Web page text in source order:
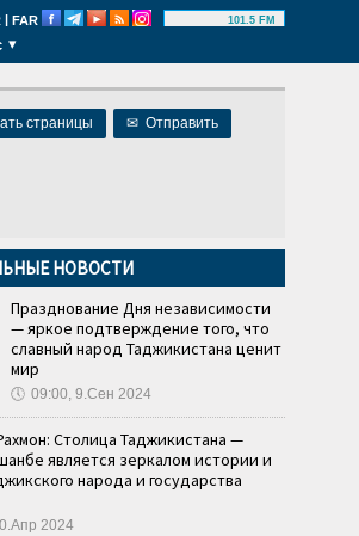
| FAR 101.5 FM
страницы ✉ Отправить
НОВОСТИ
Празднование Дня независимости
— яркое подтверждение того, что
славный народ Таджикистана ценит
мир
🕔 09:00, 9.Сен 2024
Столица Таджикистана —
является зеркалом истории и
народа и государства
2024